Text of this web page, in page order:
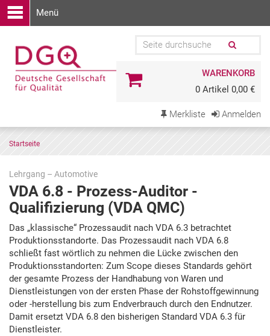
Menü
WARENKORB
0 Artikel 0,00 €
Merkliste Anmelden
Startseite
Lehrgang – Automotive
VDA 6.8 - Prozess-Auditor -
Qualifizierung (VDA QMC)
Zu
den
Terminen
springen
Das „klassische“ Prozessaudit nach VDA 6.3 betrachtet
Produktionsstandorte. Das Prozessaudit nach VDA 6.8
schließt fast wörtlich zu nehmen die Lücke zwischen den
Produktionsstandorten: Zum Scope dieses Standards gehört
der gesamte Prozess der Handhabung von Waren und
Dienstleistungen von der ersten Phase der Rohstoffgewinnung
oder -herstellung bis zum Endverbrauch durch den Endnutzer.
Damit ersetzt VDA 6.8 den bisherigen Standard VDA 6.3 für
Dienstleister.